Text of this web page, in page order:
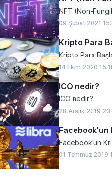
NFT (Non-
09 Şubat 2021
Kripto Para
Kripto Para
14 Ekim 2020
ICO nedir?
ICO nedir?
28 Aralık 2019
Facebook'un
Facebook'un
01 Temmuz 2019